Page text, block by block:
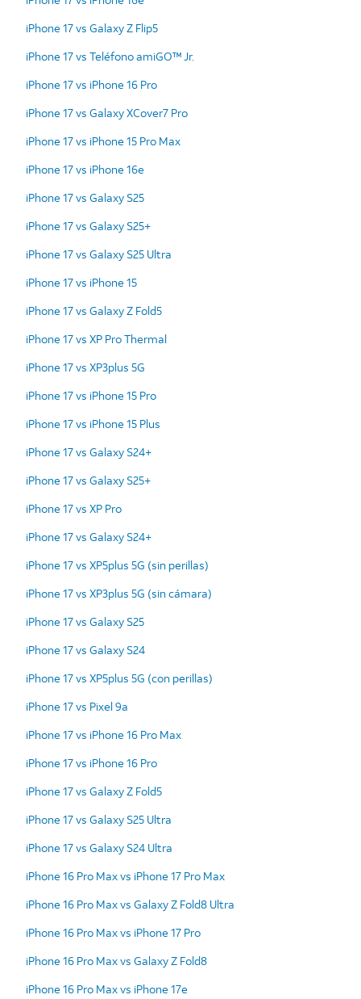
iPhone 17 vs Galaxy Z Flip5
iPhone 17 vs Teléfono amiGO™ Jr.
iPhone 17 vs iPhone 16 Pro
iPhone 17 vs Galaxy XCover7 Pro
iPhone 17 vs iPhone 15 Pro Max
iPhone 17 vs iPhone 16e
iPhone 17 vs Galaxy S25
iPhone 17 vs Galaxy S25+
iPhone 17 vs Galaxy S25 Ultra
iPhone 17 vs iPhone 15
iPhone 17 vs Galaxy Z Fold5
iPhone 17 vs XP Pro Thermal
iPhone 17 vs XP3plus 5G
iPhone 17 vs iPhone 15 Pro
iPhone 17 vs iPhone 15 Plus
iPhone 17 vs Galaxy S24+
iPhone 17 vs Galaxy S25+
iPhone 17 vs XP Pro
iPhone 17 vs Galaxy S24+
iPhone 17 vs XP5plus 5G (sin perillas)
iPhone 17 vs XP3plus 5G (sin cámara)
iPhone 17 vs Galaxy S25
iPhone 17 vs Galaxy S24
iPhone 17 vs XP5plus 5G (con perillas)
iPhone 17 vs Pixel 9a
iPhone 17 vs iPhone 16 Pro Max
iPhone 17 vs iPhone 16 Pro
iPhone 17 vs Galaxy Z Fold5
iPhone 17 vs Galaxy S25 Ultra
iPhone 17 vs Galaxy S24 Ultra
iPhone 16 Pro Max vs iPhone 17 Pro Max
iPhone 16 Pro Max vs Galaxy Z Fold8 Ultra
iPhone 16 Pro Max vs iPhone 17 Pro
iPhone 16 Pro Max vs Galaxy Z Fold8
iPhone 16 Pro Max vs iPhone 17e